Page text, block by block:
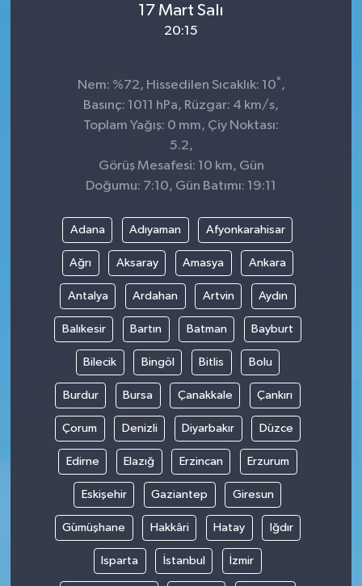
17 Mart Salı
20:15
Nem: %72, Hissedilen Sıcaklık: 10° ,
Basınç: 1011 hPa, Rüzgar: 4 km/s,
Toplam Yağış: 0 mm, Çiy Noktası:
5.2,
Görüş Mesafesi: 10 km, Gün
Doğumu: 7:10, Gün Batımı: 19:11
Adana Adıyaman Afyonkarahisar
Ağrı Aksaray Amasya Ankara
Antalya Ardahan Artvin Aydın
Balıkesir Bartın Batman Bayburt
Bilecik Bingöl Bitlis Bolu
Burdur Bursa Çanakkale Çankırı
Çorum Denizli Diyarbakır Düzce
Edirne Elazığ Erzincan Erzurum
Eskişehir Gaziantep Giresun
Gümüşhane Hakkâri Hatay Iğdır
Isparta İstanbul İzmir